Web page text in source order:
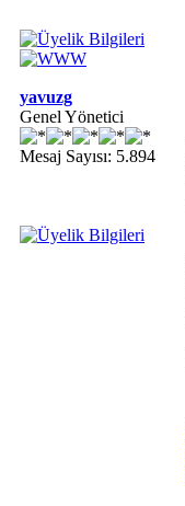
yavuzg
Genel Yönetici
Mesaj Sayısı: 5.894